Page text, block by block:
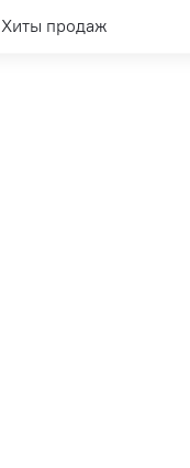
Хиты продаж